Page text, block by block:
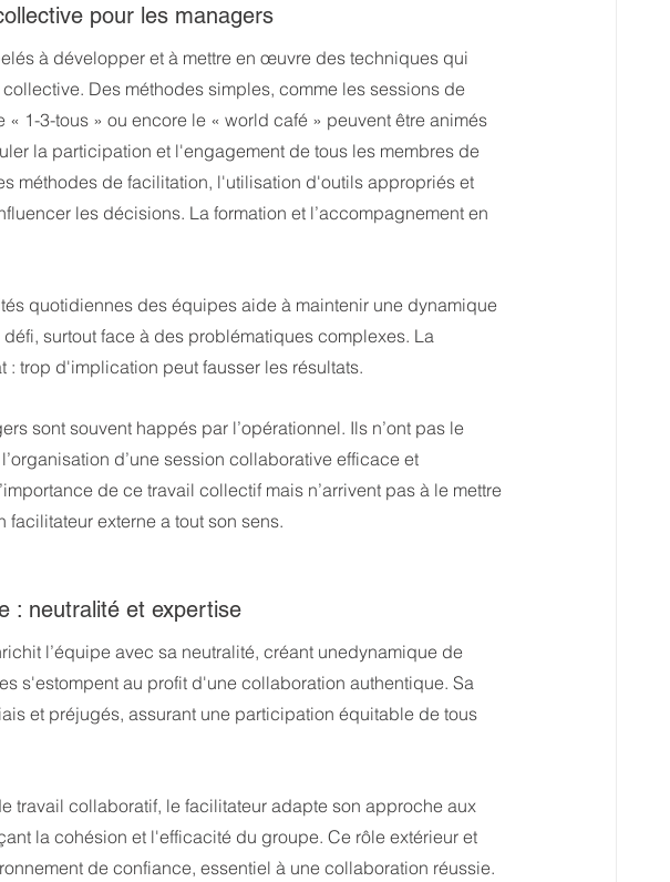
pour les managers
à développer et à mettre en œuvre des techniques qui
Des méthodes simples, comme les sessions de
1-3-tous » ou encore le « world café » peuvent être animés
la participation et l'engagement de tous les membres de
méthodes de facilitation, l'utilisation d'outils appropriés et
les décisions. La formation et l’accompagnement en
quotidiennes des équipes aide à maintenir une dynamique
surtout face à des problématiques complexes. La
trop d'implication peut fausser les résultats.
sont souvent happés par l’opérationnel. Ils n’ont pas le
d’une session collaborative efficace et
de ce travail collectif mais n’arrivent pas à le mettre
externe a tout son sens.
: neutralité et expertise
l’équipe avec sa neutralité, créant unedynamique de
s'estompent au profit d'une collaboration authentique. Sa
et préjugés, assurant une participation équitable de tous
travail collaboratif, le facilitateur adapte son approche aux
la cohésion et l'efficacité du groupe. Ce rôle extérieur et
de confiance, essentiel à une collaboration réussie.